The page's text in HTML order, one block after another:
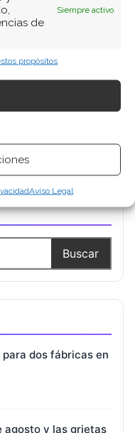
de
Siempre activo
propósitos
Aviso Legal
dos fábricas en
agosto y las grietas